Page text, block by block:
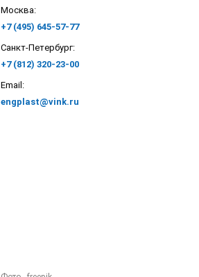
Москва:
+7 (495) 645-57-77
Санкт-Петербург:
+7 (812) 320-23-00
Email:
engplast@vink.ru